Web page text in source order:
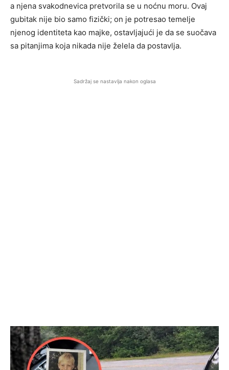
a njena svakodnevica pretvorila se u noćnu moru. Ovaj
gubitak nije bio samo fizički; on je potresao temelje
njenog identiteta kao majke, ostavljajući je da se suočava
sa pitanjima koja nikada nije želela da postavlja.
Sadržaj se nastavlja nakon oglasa